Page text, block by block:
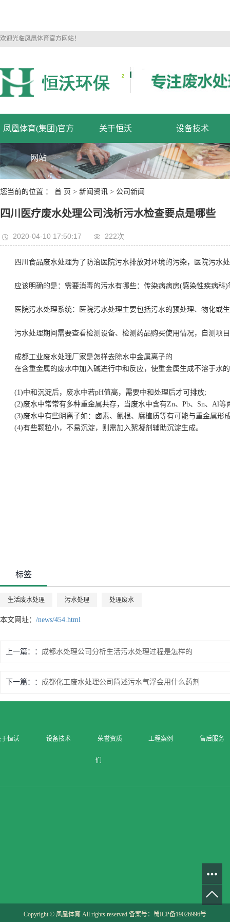
欢迎光临凤凰体育官方网站！
凤凰体育(集团)官方
网站
关于恒沃 设备技术
您当前的位置 ： 首 页 > 新闻资讯 > 公司新闻
四川医疗废水处理公司浅析污水检查要点是哪些
2020-04-10 17:50:17 222次
四川食品废水处理为了防治医院污水排放对环境的污染，医院污水
应该明确的是：需要消毒的污水有哪些：传染病病房(感染性疾病科)
医院污水处理系统：医院污水处理主要包括污水的预处理、物化或
污水处理期间需要查看检测设备、检测药品购买使用情况，自测项目
成都工业废水处理厂家是怎样去除水中金属离子的
在含重金属的废水中加入碱进行中和反应，使重金属生成不溶于水的
(1)中和沉淀后，废水中若pH值高，需要中和处理后才可排放;
(2)废水中常常有多种重金属共存，当废水中含有Zn、Pb、Sn、Al等
(3)废水中有些阴离子如：卤素、氰根、腐植质等有可能与重金属形
(4)有些颗粒小，不易沉淀，则需加入絮凝剂辅助沉淀生成。
标签
生活废水处理 污水处理 处理废水
本文网址： /news/454.html
上一篇： 成都水处理公司分析生活污水处理过程是怎样的
下一篇： 成都化工废水处理公司简述污水气浮会用什么药剂
恒沃 设备技术 荣誉资质 工程案例 售后服务
们
Copyright © 凤凰体育 All rights reserved 备案号： 蜀ICP备19026996号